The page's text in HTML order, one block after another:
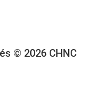
© 2026 CHNC